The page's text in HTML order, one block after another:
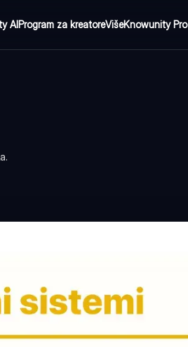
AIProgram za kreatoreVišeKnowunity Pro